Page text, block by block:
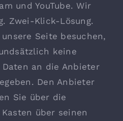
und YouTube. Wir
Zwei-Klick-Lösung.
Seite besuchen,
keine
Daten an die Anbieter
Den Anbieter
Sie über die
über seinen